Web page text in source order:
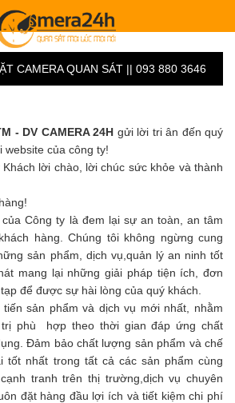
CAMERA QUAN SÁT || 093 880 3646
- DV CAMERA 24H gửi lời tri ân đến quý
website của công ty!
lời chào, lời chúc sức khỏe và thành
Công ty là đem lại sự an toàn, an tâm
hàng. Chúng tôi không ngừng cung
sản phẩm, dịch vụ,quản lý an ninh tốt
mang lại những giải pháp tiện ích, đơn
để được sự hài lòng của quý khách.
sản phẩm và dịch vụ mới nhất, nhằm
phù hợp theo thời gian đáp ứng chất
Đảm bảo chất lượng sản phẩm và chế
tốt nhất trong tất cả các sản phẩm cùng
tranh trên thị trường,dịch vụ chuyên
đặt hàng đầu lợi ích và tiết kiệm chi phí